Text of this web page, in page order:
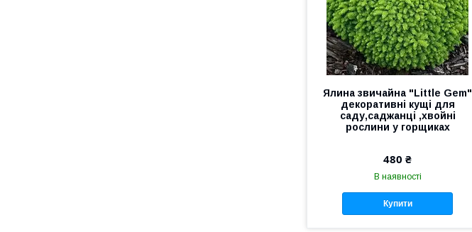
Ялина звичайна "Little Gem"
декоративні кущі для
саду,саджанці ,хвойні
рослини у горщиках
480 ₴
В наявності
Купити